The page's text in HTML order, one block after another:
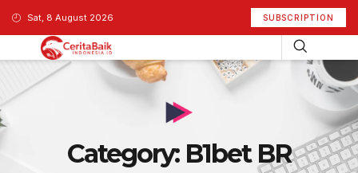
Sat, 8 August 2026 SUBSCRIPTION
Category: B1bet BR